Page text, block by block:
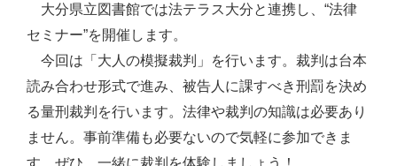
大分県立図書館では法テラス大分と連携し、“法律
セミナー”を開催します。
今回は「大人の模擬裁判」を行います。裁判は台本
読み合わせ形式で進み、被告人に課すべき刑罰を決め
る量刑裁判を行います。法律や裁判の知識は必要あり
ません。事前準備も必要ないので気軽に参加できま